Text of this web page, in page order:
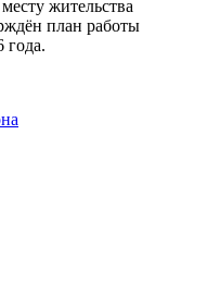
жительства
план работы
года.